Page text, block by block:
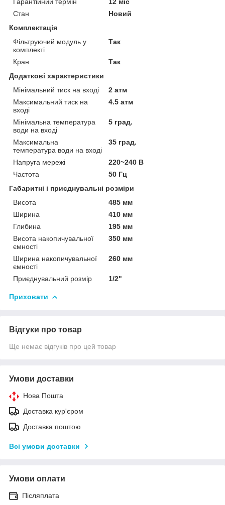
Стан
Новий
Комплектація
Фільтруючий модуль у
комплекті
Так
Кран
Так
Додаткові характеристики
Мінімальний тиск на вході
2 атм
Максимальний тиск на
вході
4.5 атм
Мінімальна температура
води на вході
5 град.
Максимальна
температура води на вході
35 град.
Напруга мережі
220~240 В
Частота
50 Гц
Габаритні і приєднувальні розміри
Висота
485 мм
Ширина
410 мм
Глибина
195 мм
Висота накопичувальної
ємності
350 мм
Ширина накопичувальної
ємності
260 мм
Приєднувальний розмір 1/2"
Приховати
Відгуки про товар
Ще немає відгуків про цей товар
Умови доставки
Нова Пошта
Доставка кур'єром
Доставка поштою
Всі умови доставки
Умови оплати
Післяплата